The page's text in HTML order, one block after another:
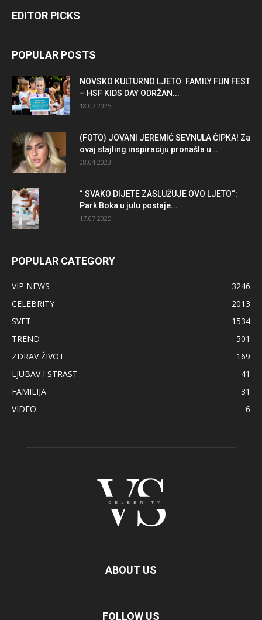
EDITOR PICKS
POPULAR POSTS
NOVSKO KULTURNO LJETO: FAMILY FUN FEST
– HSF KIDS DAY ODRŽAN...
18.07.2025
(FOTO) JOVANI JEREMIĆ SEVNULA ČIPKA! Za
ovaj stajling inspiraciju pronašla u...
08.04.2023
“ SVAKO DIJETE ZASLUŽUJE OVO LJETO“:
Park Boka u julu postaje...
17.07.2025
POPULAR CATEGORY
VIP NEWS
3246
CELEBRITY
2013
SVET
1534
TREND
501
ZDRAV ŽIVOT
169
LJUBAV I STRAST
41
FAMILIJA
31
VIDEO
6
ABOUT US
FOLLOW US